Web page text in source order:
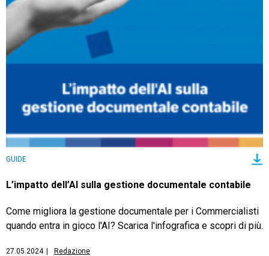
Trust Services
TeamSystem Corporate
GUIDE
L’impatto dell’AI sulla gestione documentale contabile
Come migliora la gestione documentale per i Commercialisti
quando entra in gioco l'AI? Scarica l'infografica e scopri di più.
27.05.2024 | Redazione